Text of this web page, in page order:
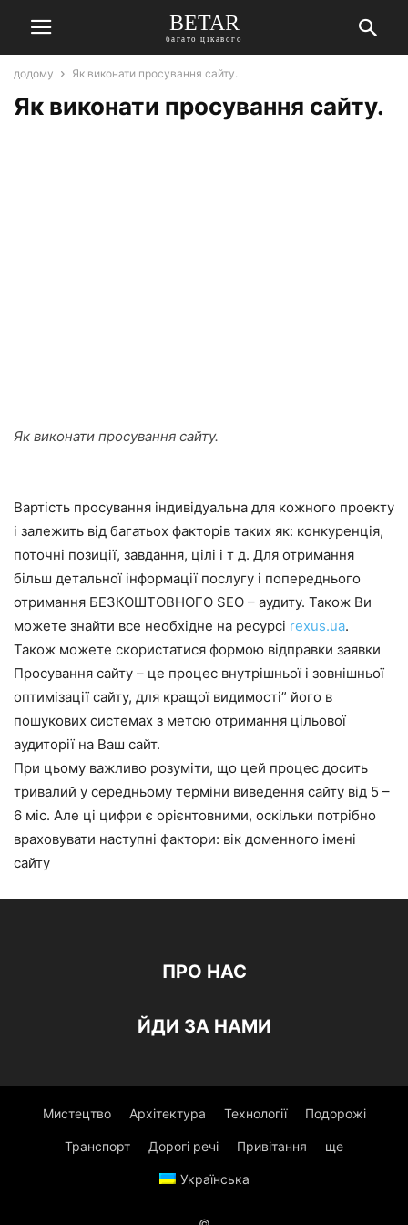
BETAR
багато цікавого
додому Як виконати просування сайту.
Як виконати просування сайту.
Як виконати просування сайту.
Вартість просування індивідуальна для кожного проекту
і залежить від багатьох факторів таких як: конкуренція,
поточні позиції, завдання, цілі і т д. Для отримання
більш детальної інформації послугу і попереднього
отримання БЕЗКОШТОВНОГО SEO – аудиту. Також Ви
можете знайти все необхідне на ресурсі rexus.ua.
Також можете скористатися формою відправки заявки
Просування сайту – це процес внутрішньої і зовнішньої
оптимізації сайту, для кращої видимості” його в
пошукових системах з метою отримання цільової
аудиторії на Ваш сайт.
При цьому важливо розуміти, що цей процес досить
тривалий у середньому терміни виведення сайту від 5 –
6 міс. Але ці цифри є орієнтовними, оскільки потрібно
враховувати наступні фактори: вік доменного імені
сайту
ПРО НАС
ЙДИ ЗА НАМИ
Мистецтво Архітектура Технології Подорожі
Транспорт Дорогі речі Привітання ще
Українська